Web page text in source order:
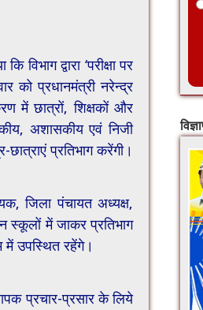
द्वारा ‘परीक्षा पर
को प्रधानमंत्री नरेन्द्र
में छात्रों, शिक्षकों और
अशासकीय एवं निजी
प्रतिभाग करेंगी।
जिला पंचायत अध्यक्ष,
स्कूलों में जाकर प्रतिभाग
में उपस्थित रहेंगे।
प्रचार-प्रसार के लिये